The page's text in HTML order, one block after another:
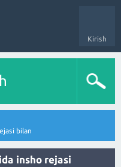
Kirish
bilan
insho rejasi